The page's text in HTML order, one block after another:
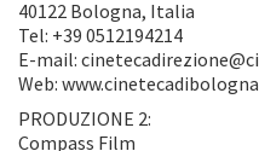
40122 Bologna, Italia
Tel: +39 0512194214
E-mail:
Web:
PRODUZIONE 2:
Compass Film